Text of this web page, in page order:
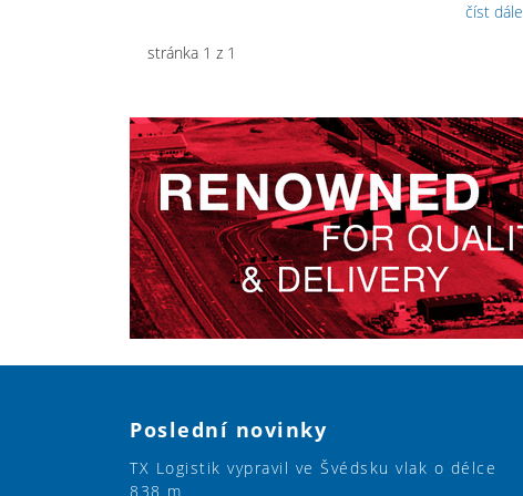
číst dále
stránka 1 z 1
Poslední novinky
TX Logistik vypravil ve Švédsku vlak o délce
838 m